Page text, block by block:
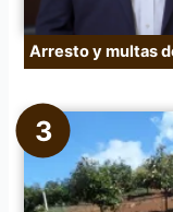
Arresto y multas